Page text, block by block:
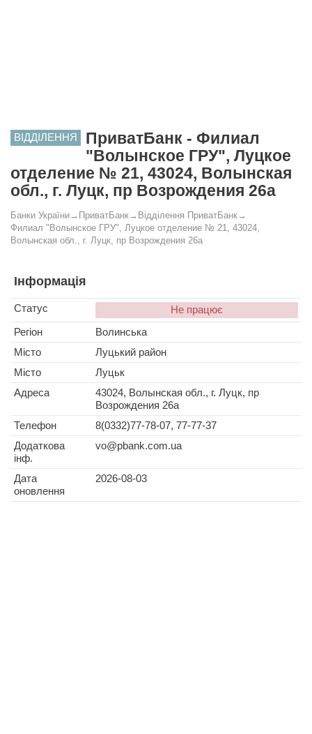
ВІДДІЛЕННЯ
ПриватБанк - Филиал
"Волынское ГРУ", Луцкое
отделение № 21, 43024, Волынская
обл., г. Луцк, пр Возрождения 26а
Банки України→ ПриватБанк→ Відділення ПриватБанк→
Филиал "Волынское ГРУ", Луцкое отделение № 21, 43024,
Волынская обл., г. Луцк, пр Возрождения 26а
Інформація
Статус
Не працює
Регіон
Волинська
Місто
Луцький район
Місто
Луцьк
Адреса
43024, Волынская обл., г. Луцк, пр
Возрождения 26а
Телефон
8(0332)77-78-07, 77-77-37
Додаткова
інф.
vo@pbank.com.ua
Дата
оновлення
2026-08-03